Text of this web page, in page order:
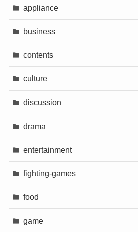
appliance
business
contents
culture
discussion
drama
entertainment
fighting-games
food
game